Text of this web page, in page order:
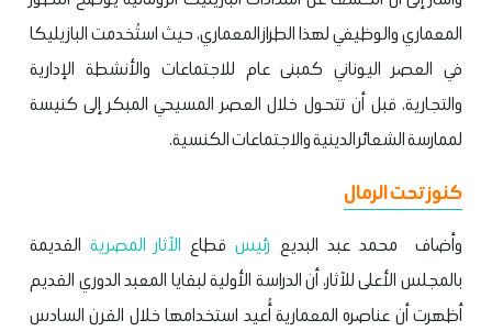
المعماري والوظيفي لهذا الطراز المعماري، حيث استُخدمت البازيليكا
في العصر اليوناني كمبنى عام للاجتماعات والأنشطة الإدارية
والتجارية، قبل أن تتحول خلال العصر المسيحي المبكر إلى كنيسة
لممارسة الشعائر الدينية والاجتماعات الكنسية.
كنوز تحت الرمال
وأضاف محمد عبد البديع رئيسقطاع الآثار المصريةالقديمة
بالمجلس الأعلى للآثار، أن الدراسة الأولية لبقايا المعبد الدوري القديم
أظهرت أن عناصره المعمارية أُعيد استخدامها خلال القرن السادس